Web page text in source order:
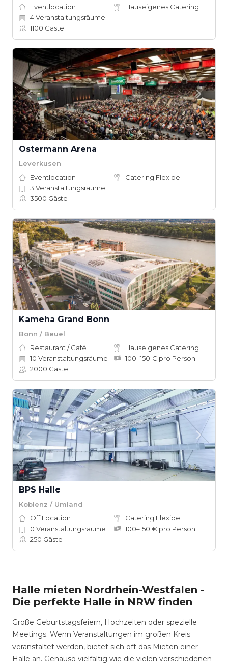
Eventlocation
Hauseigenes Catering
4Veranstaltungsräume
1100 Gäste
Ostermann Arena
Leverkusen
Eventlocation
Catering Flexibel
3 Veranstaltungsräume
3500 Gäste
Kameha Grand Bonn
Bonn / Beuel
Restaurant / Café
Hauseigenes Catering
10 Veranstaltungsräume
100–150 € pro Person
2000 Gäste
BPS Halle
Koblenz / Umland
Off Location
Catering Flexibel
0 Veranstaltungsräume
100–150 € pro Person
250 Gäste
Halle mieten Nordrhein-Westfalen -
Die perfekte Halle in NRW finden
Große Geburtstagsfeiern, Hochzeiten oder spezielle
Meetings. Wenn Veranstaltungen im großen Kreis
veranstaltet werden, bietet sich oft das Mieten einer
Halle an. Genauso vielfältig wie die vielen verschiedenen